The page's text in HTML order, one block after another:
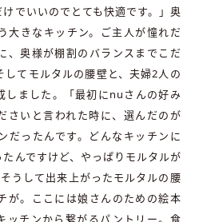
でいいのでとても快適です。」奥
大きなキッチン。ご主人が憧れだ
、奥様が棚割のバランスまでこだ
てモルタルの腰壁と、夫婦2人の
しました。「最初にnuさんの好み
さいと言われた時に、選んだのが
だったんです。どんなキッチンに
んですけど、やっぱりモルタルが
うして出来上がったモルタルの腰
が。ここには娘さんのための絵本
ッチンから繋がるパントリー。食